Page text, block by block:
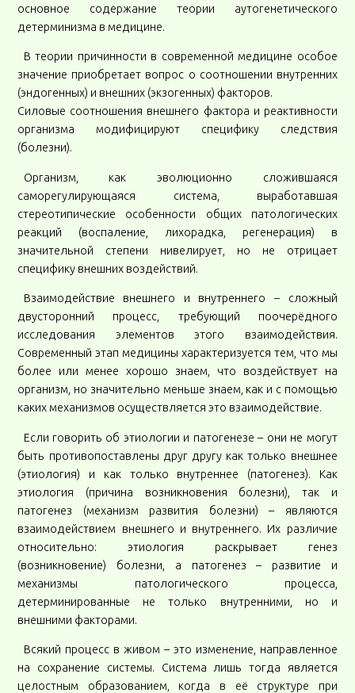
основное содержание теории аутогенетического
детерминизма в медицине.
В теории причинности в современной медицине особое
значение приобретает вопрос о соотношении внутренних
(эндогенных) и внешних (экзогенных) факторов.
Силовые соотношения внешнего фактора и реактивности
организма модифицируют специфику следствия
(болезни).
Организм, как эволюционно сложившаяся
саморегулирующаяся система, выработавшая
стереотипические особенности общих патологических
реакций (воспаление, лихорадка, регенерация) в
значительной степени нивелирует, но не отрицает
специфику внешних воздействий.
Взаимодействие внешнего и внутреннего – сложный
двусторонний процесс, требующий поочерёдного
исследования элементов этого взаимодействия.
Современный этап медицины характеризуется тем, что мы
более или менее хорошо знаем, что воздействует на
организм, но значительно меньше знаем, как и с помощью
каких механизмов осуществляется это взаимодействие.
Если говорить об этиологии и патогенезе – они не могут
быть противопоставлены друг другу как только внешнее
(этиология) и как только внутреннее (патогенез). Как
этиология (причина возникновения болезни), так и
патогенез (механизм развития болезни) – являются
взаимодействием внешнего и внутреннего. Их различие
относительно: этиология раскрывает генез
(возникновение) болезни, а патогенез – развитие и
механизмы патологического процесса,
детерминированные не только внутренними, но и
внешними факторами.
Всякий процесс в живом – это изменение, направленное
на сохранение системы. Система лишь тогда является
целостным образованием, когда в её структуре при